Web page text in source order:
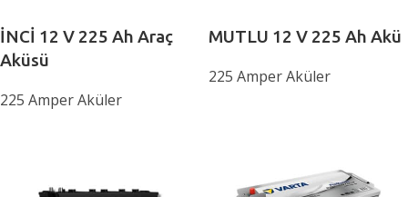
İNCİ 12 V 225 Ah Araç
Aküsü
225 Amper Aküler
MUTLU 12 V 225 Ah Akü
225 Amper Aküler